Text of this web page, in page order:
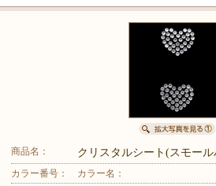
商品名： クリスタルシート(スモール
カラー番号：
カラー名：